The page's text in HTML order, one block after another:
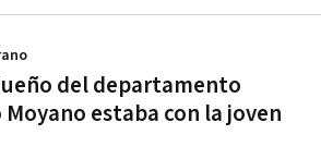
del departamento
estaba con la joven